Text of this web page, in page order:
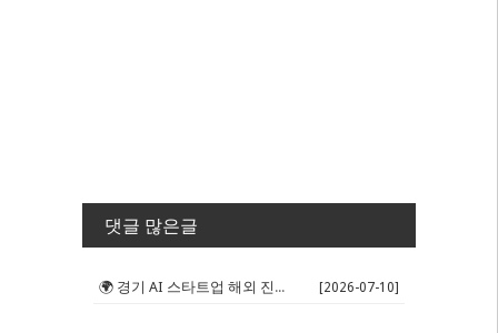
댓글 많은글
🌍 경기 AI 스타트업 해외 진출 판... [2026-07-10]